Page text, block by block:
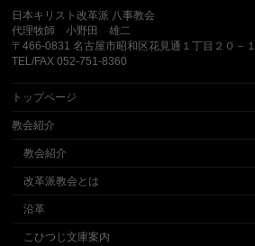
日本キリスト改革派 八事教会
代理牧師 小野田 雄二
〒466-0831 名古屋市昭和区花見通１丁目２０－１
TEL/FAX 052-751-8360
トップページ
教会紹介
教会紹介
改革派教会とは
沿革
こひつじ文庫案内